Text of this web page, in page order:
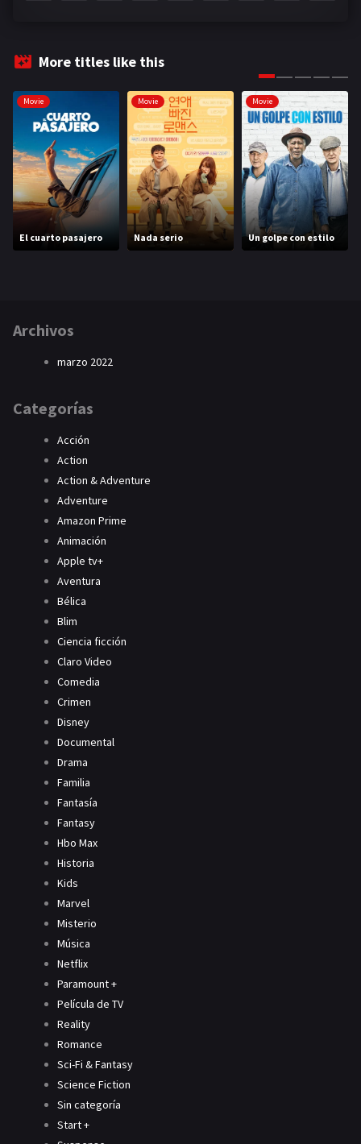
More titles like this
Movie
El cuarto pasajero
Movie
Nada serio
Movie
Un golpe con estilo
Archivos
marzo 2022
Categorías
Acción
Action
Action & Adventure
Adventure
Amazon Prime
Animación
Apple tv+
Aventura
Bélica
Blim
Ciencia ficción
Claro Video
Comedia
Crimen
Disney
Documental
Drama
Familia
Fantasía
Fantasy
Hbo Max
Historia
Kids
Marvel
Misterio
Música
Netflix
Paramount +
Película de TV
Reality
Romance
Sci-Fi & Fantasy
Science Fiction
Sin categoría
Start +